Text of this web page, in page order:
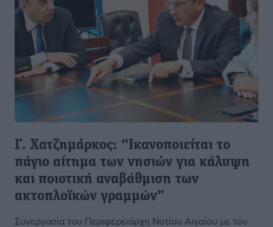
Γ. Χατζημάρκος: “Ικανοποιείται το
πάγιο αίτημα των νησιών για κάλυψη
και ποιοτική αναβάθμιση των
ακτοπλοϊκών γραμμών”
Συνεργασία του Περιφερειάρχη Νοτίου Αιγαίου με τον